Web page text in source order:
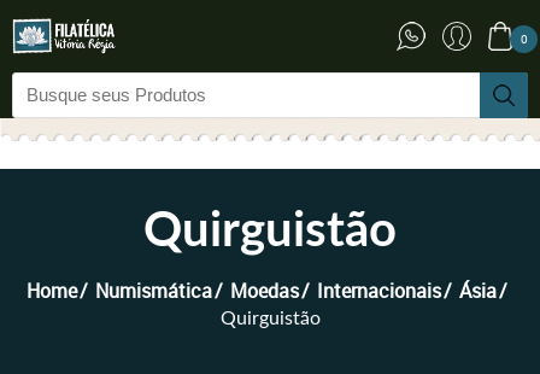
0
Quirguistão
Home Numismática Moedas Internacionais Ásia
Quirguistão